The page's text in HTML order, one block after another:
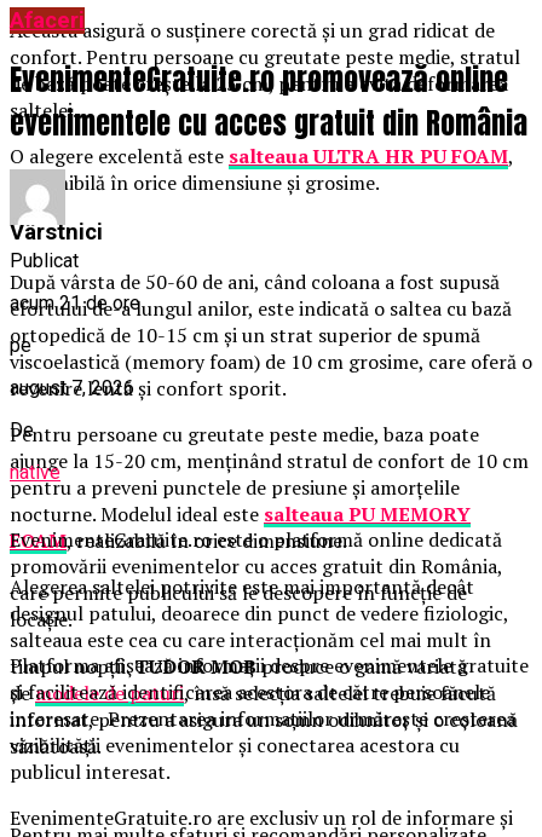
Aceasta asigură o susținere corectă și un grad ridicat de
confort. Pentru persoane cu greutate peste medie, stratul
de bază poate crește la 25 cm, pentru a evita deformarea
saltelei.
O alegere excelentă este salteaua ULTRA HR PU FOAM,
disponibilă în orice dimensiune și grosime.
Vârstnici
După vârsta de 50-60 de ani, când coloana a fost supusă
efortului de-a lungul anilor, este indicată o saltea cu bază
ortopedică de 10-15 cm și un strat superior de spumă
viscoelastică (memory foam) de 10 cm grosime, care oferă o
revenire lentă și confort sporit.
Pentru persoane cu greutate peste medie, baza poate
ajunge la 15-20 cm, menținând stratul de confort de 10 cm
pentru a preveni punctele de presiune și amorțelile
nocturne. Modelul ideal este salteaua PU MEMORY
FOAM, realizabilă în orice dimensiune.
Alegerea saltelei potrivite este mai importantă decât
designul patului, deoarece din punct de vedere fiziologic,
salteaua este cea cu care interacționăm cel mai mult în
timpul nopții.TUDOR MOBproduce o gamă variată
demodele de paturi, însă selecția saltelei trebuie făcută
informat, pentru a asigura un somn odihnitor și o coloană
sănătoasă.
Afaceri
EvenimenteGratuite.ro promovează online
evenimentele cu acces gratuit din România
Publicat
acum 21 de ore
pe
august 7, 2026
De
native
EvenimenteGratuite.ro este o platformă online dedicată
promovării evenimentelor cu acces gratuit din România,
care permite publicului să le descopere în funcție de
locație.
Platforma afișează informații despre evenimentele gratuite
și facilitează identificarea acestora de către persoanele
interesate. Prezentarea informațiilor urmărește creșterea
vizibilității evenimentelor și conectarea acestora cu
publicul interesat.
EvenimenteGratuite.ro are exclusiv un rol de informare și